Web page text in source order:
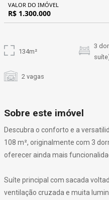
VALOR DO IMÓVEL
R$ 1.300.000
134m²
3
2 vagas
Sobre este imóvel
Descubra o conforto e a
108 m², originalmente com 3
oferecer ainda mais
Suíte principal com sacada
ventilação cruzada e muita